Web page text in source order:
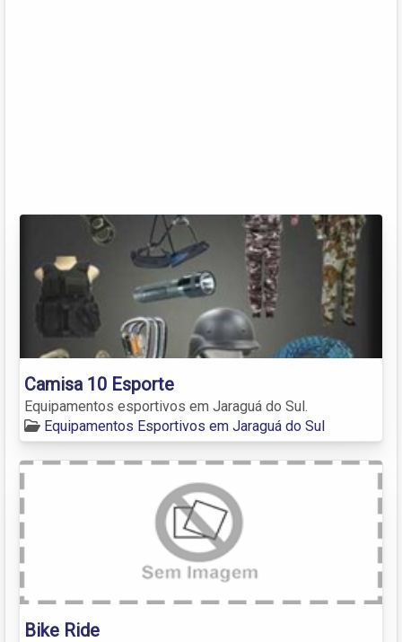
Camisa 10 Esporte
Equipamentos esportivos em Jaraguá do Sul.
Equipamentos Esportivos em Jaraguá do Sul
Bike Ride